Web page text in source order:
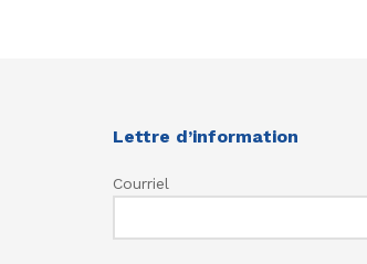
Lettre d’information
Courriel